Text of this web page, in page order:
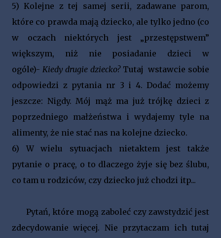
5) Kolejne z tej samej serii, zadawane parom,
które co prawda mają dziecko, ale tylko jedno (co
w oczach niektórych jest „przestępstwem”
większym, niż nie posiadanie dzieci w
ogóle)- Kiedy drugie dziecko? Tutaj wstawcie sobie
odpowiedzi z pytania nr 3 i 4. Dodać możemy
jeszcze: Nigdy. Mój mąż ma już trójkę dzieci z
poprzedniego małżeństwa i wydajemy tyle na
alimenty, że nie stać nas na kolejne dziecko.
6)W wielu sytuacjach nietaktem jest także
pytanie o pracę, o to dlaczego żyje się bez ślubu,
co tam u rodziców, czy dziecko już chodzi itp...
Pytań, które mogą zaboleć czy zawstydzić jest
zdecydowanie więcej. Nie przytaczam ich tutaj